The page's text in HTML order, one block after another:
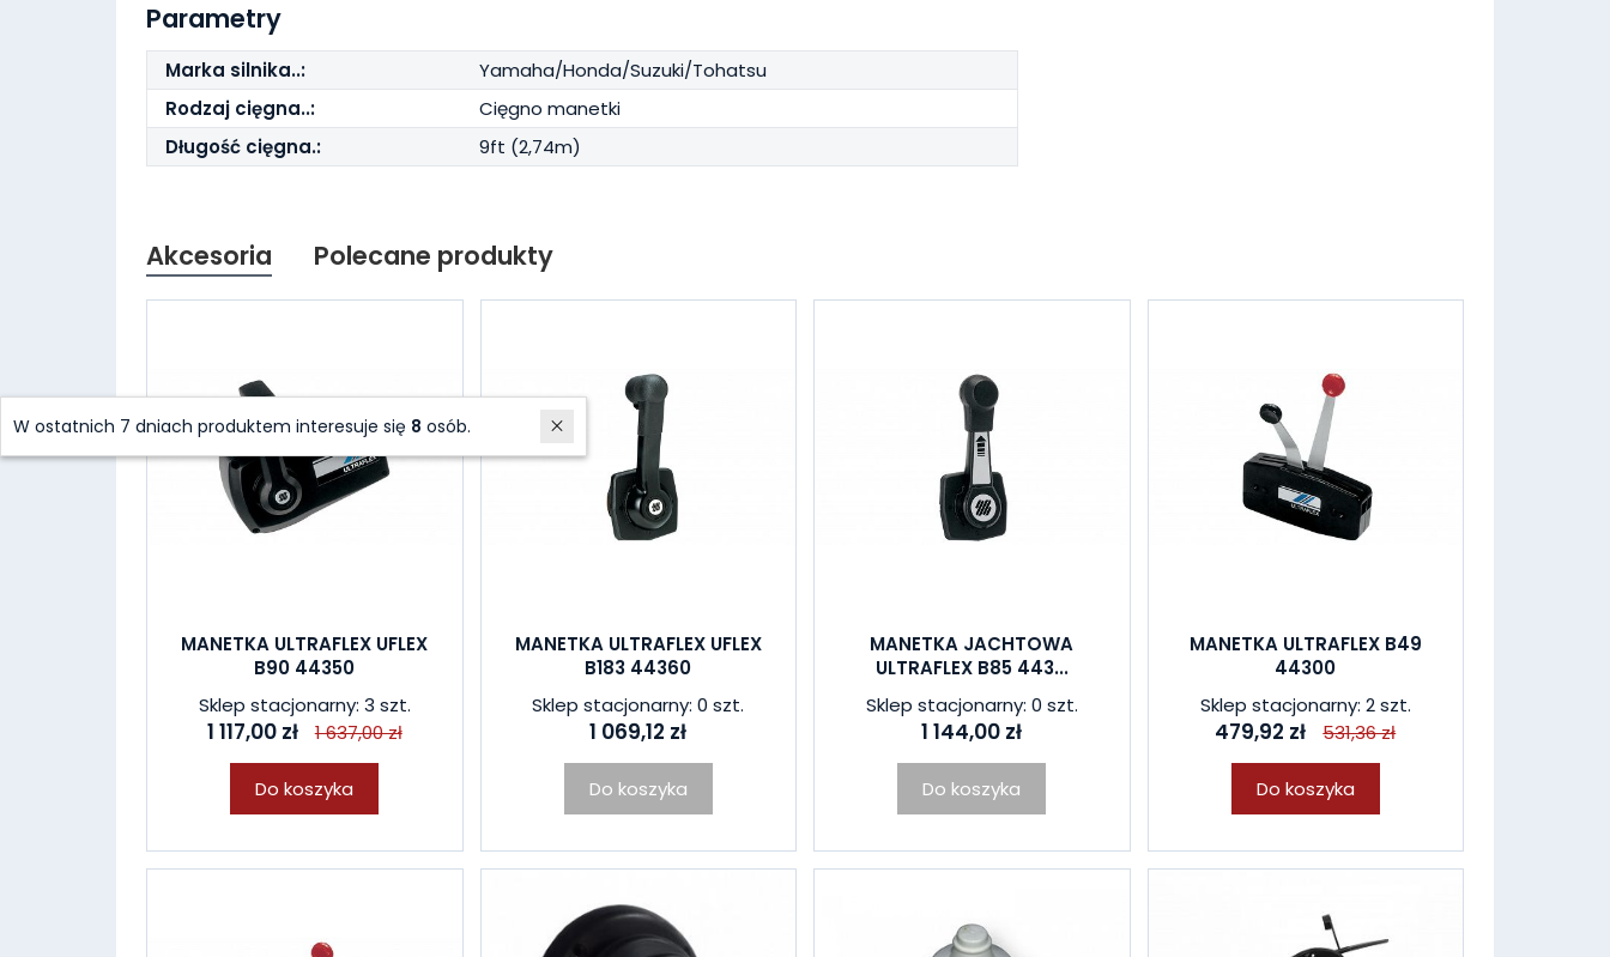
Parametry
Marka silnika..:
Yamaha/Honda/Suzuki/Tohatsu
Rodzaj cięgna..:
Cięgno manetki
Długość cięgna.:
9ft (2,74m)
Akcesoria Polecane produkty
MANETKA ULTRAFLEX UFLEX
B90 44350
Sklep stacjonarny: 3 szt.
1 117,00 zł 1 637,00 zł
Do koszyka
MANETKA ULTRAFLEX UFLEX
B183 44360
Sklep stacjonarny: 0 szt.
1 069,12 zł
Do koszyka
MANETKA JACHTOWA
ULTRAFLEX B85 443...
Sklep stacjonarny: 0 szt.
1 144,00 zł
Do koszyka
MANETKA ULTRAFLEX B49
44300
Sklep stacjonarny: 2 szt.
479,92 zł 531,36 zł
Do koszyka
W ostatnich 7 dniach produktem interesuje się 8 osób.